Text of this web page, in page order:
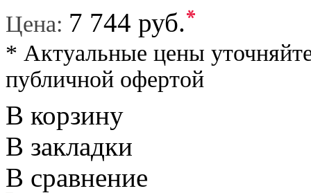
Цена: 7 744 руб.*
* Актуальные цены
публичной офертой
В корзину
В закладки
В сравнение